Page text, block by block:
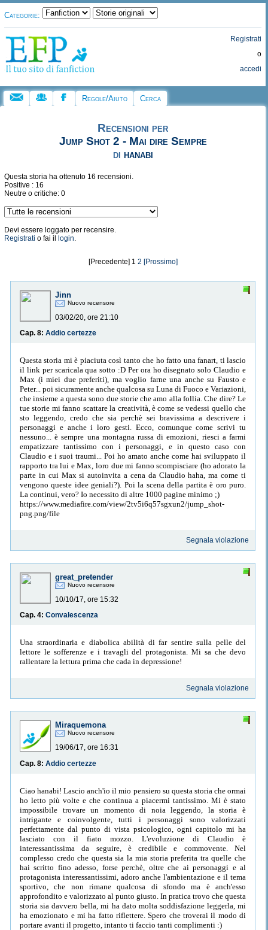
Categorie:
Registrati
o
accedi
Regole/Aiuto Cerca
Recensioni per
Jump Shot 2 - Mai dire Sempre
di hanabi
Questa storia ha ottenuto 16 recensioni.
Positive : 16
Neutre o critiche: 0
Devi essere loggato per recensire.
Registrati o fai il login.
[Precedente] 1 2 [Prossimo]
Jinn
Nuovo recensore
03/02/20, ore 21:10
Cap. 8: Addio certezze
Questa storia mi è piaciuta così tanto che ho fatto una fanart, ti lascio
il link per scaricala qua sotto :D Per ora ho disegnato solo Claudio e
Max (i miei due preferiti), ma voglio farne una anche su Fausto e
Peter... poi sicuramente anche qualcosa su Luna di Fuoco e Variazioni,
che insieme a questa sono due storie che amo alla follia. Che dire? Le
tue storie mi fanno scattare la creatività, è come se vedessi quello che
sto leggendo, credo che sia perchè sei bravissima a descrivere i
personaggi e anche i loro gesti. Ecco, comunque come scrivi tu
nessuno... è sempre una montagna russa di emozioni, riesci a farmi
empatizzare tantissimo con i personaggi, e in questo caso con
Claudio e i suoi traumi... Poi ho amato anche come hai sviluppato il
rapporto tra lui e Max, loro due mi fanno scompisciare (ho adorato la
parte in cui Max si autoinvita a cena da Claudio haha, ma come ti
vengono queste idee geniali?). Poi la scena della partita è oro puro.
La continui, vero? Io necessito di altre 1000 pagine minimo ;)
https://www.mediafire.com/view/2tv5i6q57sgxun2/jump_shot-
png.png/file
Segnala violazione
great_pretender
Nuovo recensore
10/10/17, ore 15:32
Cap. 4: Convalescenza
Una straordinaria e diabolica abilità di far sentire sulla pelle del
lettore le sofferenze e i travagli del protagonista. Mi sa che devo
rallentare la lettura prima che cada in depressione!
Segnala violazione
Miraquemona
Nuovo recensore
19/06/17, ore 16:31
Cap. 8: Addio certezze
Ciao hanabi! Lascio anch'io il mio pensiero su questa storia che ormai
ho letto più volte e che continua a piacermi tantissimo. Mi è stato
impossibile trovare un momento di noia leggendo, la storia è
intrigante e coinvolgente, tutti i personaggi sono valorizzati
perfettamente dal punto di vista psicologico, ogni capitolo mi ha
lasciato con il fiato mozzo. L'evoluzione di Claudio è
interessantissima da seguire, è credibile e commovente. Nel
complesso credo che questa sia la mia storia preferita tra quelle che
hai scritto fino adesso, forse perchè, oltre che ai personaggi e al
protagonista interessantissimi, adoro anche l'ambientazione e il tema
sportivo, che non rimane qualcosa di sfondo ma è anch'esso
approfondito e valorizzato al punto giusto. In pratica trovo che questa
storia sia davvero bella, mi ha dato molta soddisfazione leggerla, mi
ha emozionato e mi ha fatto riflettere. Spero che troverai il modo di
portare avanti il progetto, intanto ti faccio tanti complimenti :)